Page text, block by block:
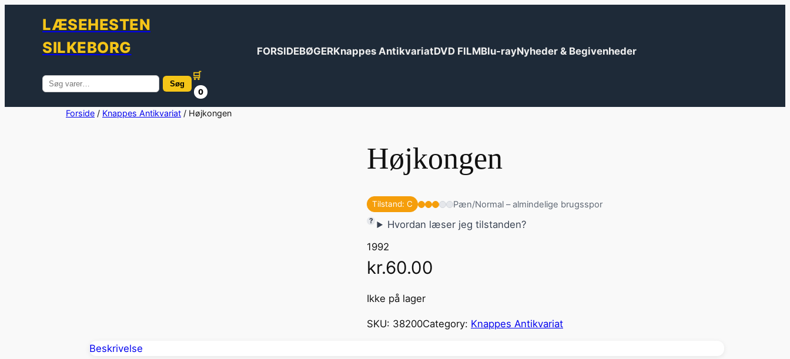
LÆSEHESTEN
SILKEBORG
FORSIDEBØGERKnappes AntikvariatDVD FILMBlu-rayNyheder & Begivenheder
Søg
efter:
Søg
🛒
0
Forside / Knappes Antikvariat / Højkongen
Højkongen
Tilstand: C Pæn/Normal – almindelige brugsspor
Hvordan læser jeg tilstanden?
1992
kr.60.00
Ikke på lager
SKU: 38200Category: Knappes Antikvariat
Beskrivelse